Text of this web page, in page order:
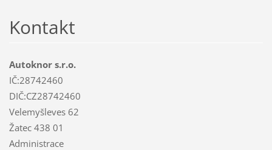
Kontakt
Autoknor s.r.o.
IČ:28742460
DIČ:CZ28742460
Velemyšleves 62
Žatec 438 01
Administrace